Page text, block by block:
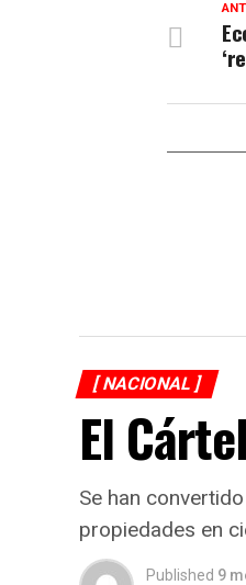
[ NACIONAL ]
El
Se han
propiedades en
Published 9